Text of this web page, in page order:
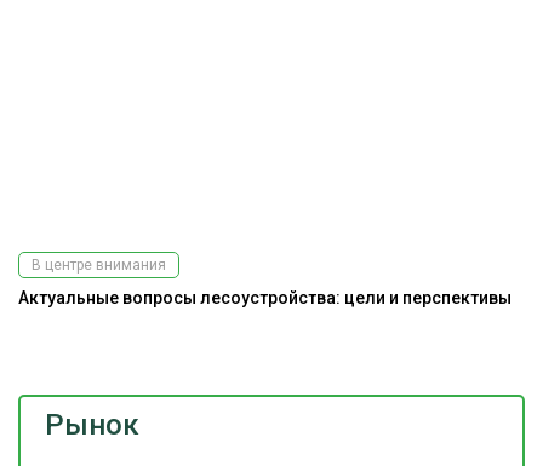
Рынок
В центре внимания
Актуальные вопросы лесоустройства: цели и перспективы